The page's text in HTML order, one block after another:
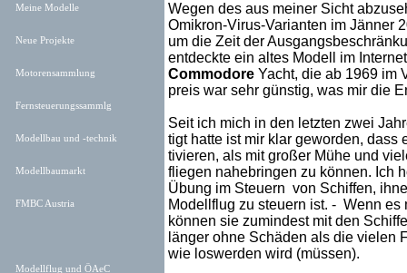
Meine Modelle
Neue Projekte
Motorensammlung
Fernsteuerungssammlg
Modellbau und -technik
Modellbaumarkt
FMBC Austria
Modellflug und ÖAeC
Wegen des aus meiner Sicht
Omikron-Virus-Varianten im Jänner
um die Zeit der
entdeckte ein altes Modell im
Commodore Yacht, die ab 1969 im
preis war sehr günstig, was mir die
Seit ich mich in den letzten zwei
tigt hatte ist mir klar geworden, dass
tivieren, als mit großer Mühe und
fliegen nahebringen zu können. Ich
Übung im Steuern von Schiffen,
Modellflug zu steuern ist. - Wenn
können sie zumindest mit den
länger ohne Schäden als die vielen
wie loswerden wird (müssen).